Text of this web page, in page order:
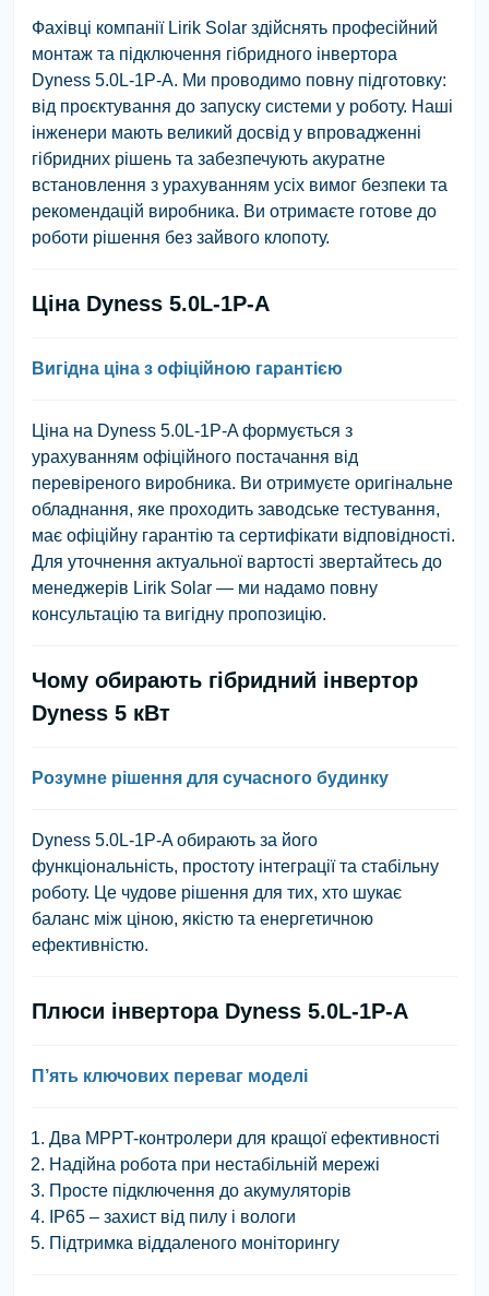
Фахівці компанії Lirik Solar здійснять професійний
монтаж та підключення гібридного інвертора
Dyness 5.0L-1P-A. Ми проводимо повну підготовку:
від проєктування до запуску системи у роботу. Наші
інженери мають великий досвід у впровадженні
гібридних рішень та забезпечують акуратне
встановлення з урахуванням усіх вимог безпеки та
рекомендацій виробника. Ви отримаєте готове до
роботи рішення без зайвого клопоту.
Ціна Dyness 5.0L-1P-A
Вигідна ціна з офіційною гарантією
Ціна на Dyness 5.0L-1P-A формується з
урахуванням офіційного постачання від
перевіреного виробника. Ви отримуєте оригінальне
обладнання, яке проходить заводське тестування,
має офіційну гарантію та сертифікати відповідності.
Для уточнення актуальної вартості звертайтесь до
менеджерів Lirik Solar — ми надамо повну
консультацію та вигідну пропозицію.
Чому обирають гібридний інвертор
Dyness 5 кВт
Розумне рішення для сучасного будинку
Dyness 5.0L-1P-A обирають за його
функціональність, простоту інтеграції та стабільну
роботу. Це чудове рішення для тих, хто шукає
баланс між ціною, якістю та енергетичною
ефективністю.
Плюси інвертора Dyness 5.0L-1P-A
П’ять ключових переваг моделі
Два MPPT-контролери для кращої ефективності
Надійна робота при нестабільній мережі
Просте підключення до акумуляторів
IP65 – захист від пилу і вологи
Підтримка віддаленого моніторингу